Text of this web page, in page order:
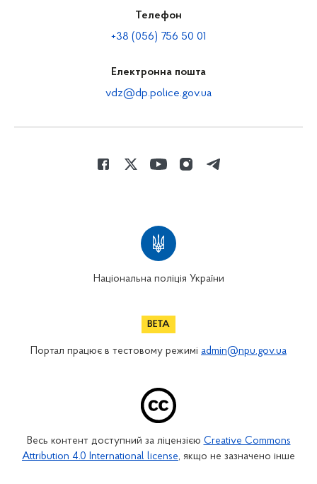
Телефон
+38 (056) 756 50 01
Електронна пошта
vdz@dp.police.gov.ua
Національна поліція України
Портал працює в тестовому режимі admin@npu.gov.ua
Весь контент доступний за ліцензією Creative Commons
Attribution 4.0 International license, якщо не зазначено інше